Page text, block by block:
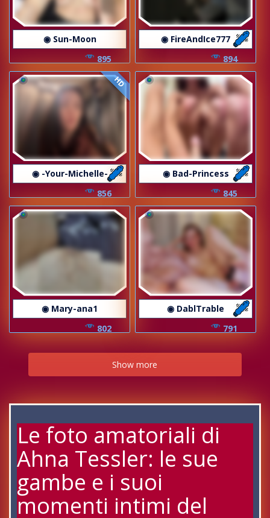
◉ Sun-Moon
895
◉ FireAndIce777
894
HD
◉ -Your-Michelle-
856
◉ Bad-Princess
845
◉ Mary-ana1
802
◉ DablTrable
791
Show more
Le foto amatoriali di
Ahna Tessler: le sue
gambe e i suoi
momenti intimi del